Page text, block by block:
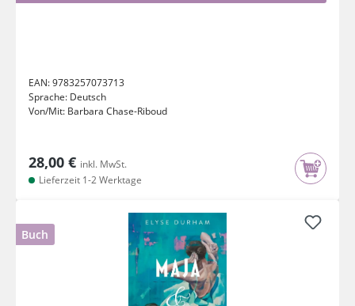
EAN:9783257073713
Sprache: Deutsch
Von/Mit: Barbara Chase-Riboud
28,00 € inkl. MwSt.
Lieferzeit 1-2 Werktage
Buch